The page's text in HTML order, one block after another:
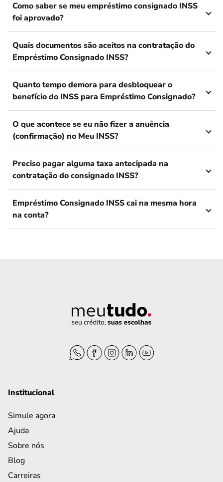
Como saber se meu empréstimo consignado INSS
foi aprovado?
Quais documentos são aceitos na contratação do
Empréstimo Consignado INSS?
Quanto tempo demora para desbloquear o
benefício do INSS para Empréstimo Consignado?
O que acontece se eu não fizer a anuência
(confirmação) no Meu INSS?
Preciso pagar alguma taxa antecipada na
contratação do consignado INSS?
Empréstimo Consignado INSS cai na mesma hora
na conta?
Institucional
Simule agora
Ajuda
Sobre nós
Blog
Carreiras